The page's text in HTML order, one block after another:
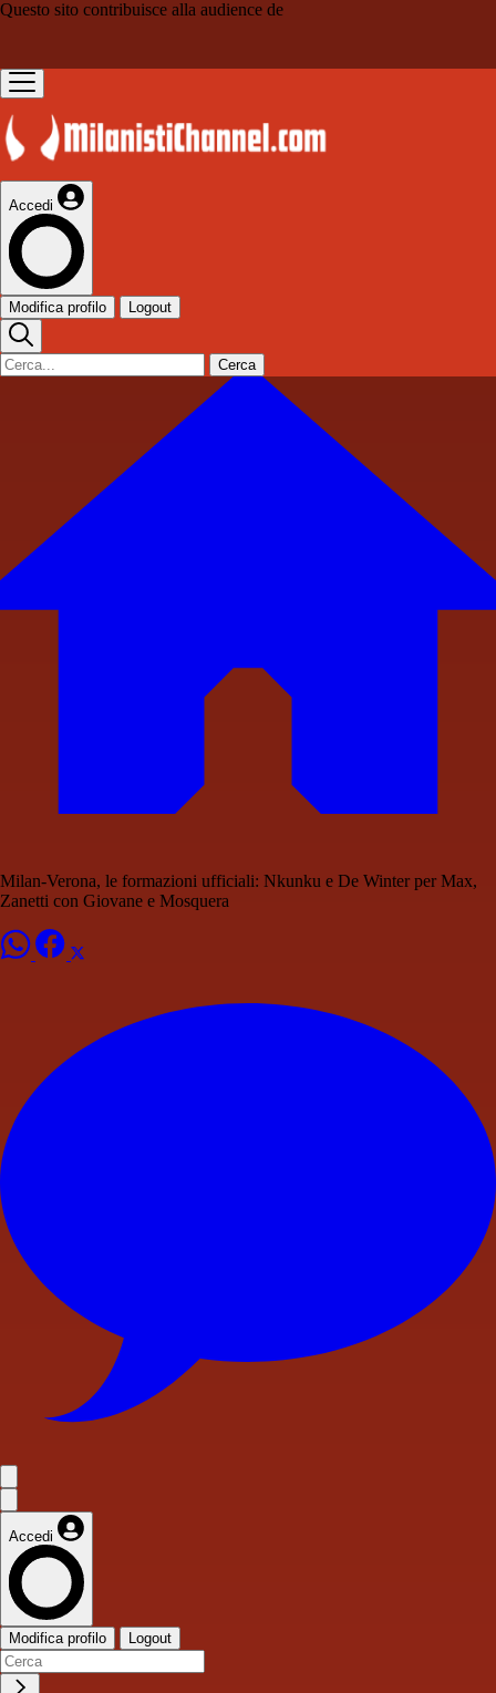
Questo sito contribuisce alla audience de
Accedi
Modifica profilo Logout
Cerca
Milan-Verona, le formazioni ufficiali: Nkunku e De Winter per Max,
Zanetti con Giovane e Mosquera
Accedi
Modifica profilo Logout